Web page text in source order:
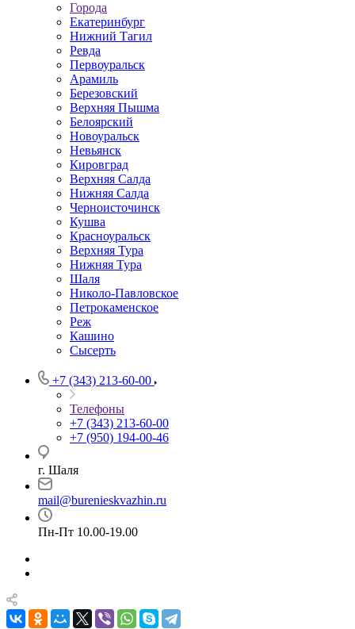
Города
Екатеринбург
Нижний Тагил
Ревда
Первоуральск
Арамиль
Березовский
Верхняя Пышма
Белоярский
Новоуральск
Невьянск
Кировград
Верхняя Салда
Нижняя Салда
Черноисточинск
Кушва
Красноуральск
Верхняя Тура
Нижняя Тура
Шаля
Николо-Павловское
Петрокаменское
Реж
Кашино
Сысерть
+7 (343) 213-60-00
Телефоны
+7 (343) 213-60-00
+7 (950) 194-00-46
г. Шаля
mail@burenieskvazhin.ru
Пн-Пт 10.00-19.00